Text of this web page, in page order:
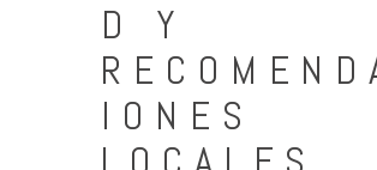
D Y
IONES